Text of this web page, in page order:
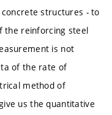
structures - to
the reinforcing steel
is not
of the rate of
method of
us the quantitative